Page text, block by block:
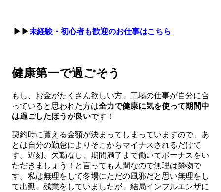
▶▶未経験・初心者も歓迎のお仕事はこちら
健康第一で過ごそう
もし、お金がたくさん欲しい方、工場の仕事が自分に合
っていると思われた方は全力で健康に気を使って期間中
は過ごしたほうが良いです！
契約時に貰える金額が決まってしまっていますので、あ
とは自分の勤怠によりそこからマイナスされるだけで
す。遅刻、欠勤なし、期間満了まで働いてボーナスをい
ただきましょう！と言っても人間なので無理は禁物で
す。私は無理をして冬場にただの風邪だと思い無理をし
て出勤、残業をしていましたが、結局インフルエンザに